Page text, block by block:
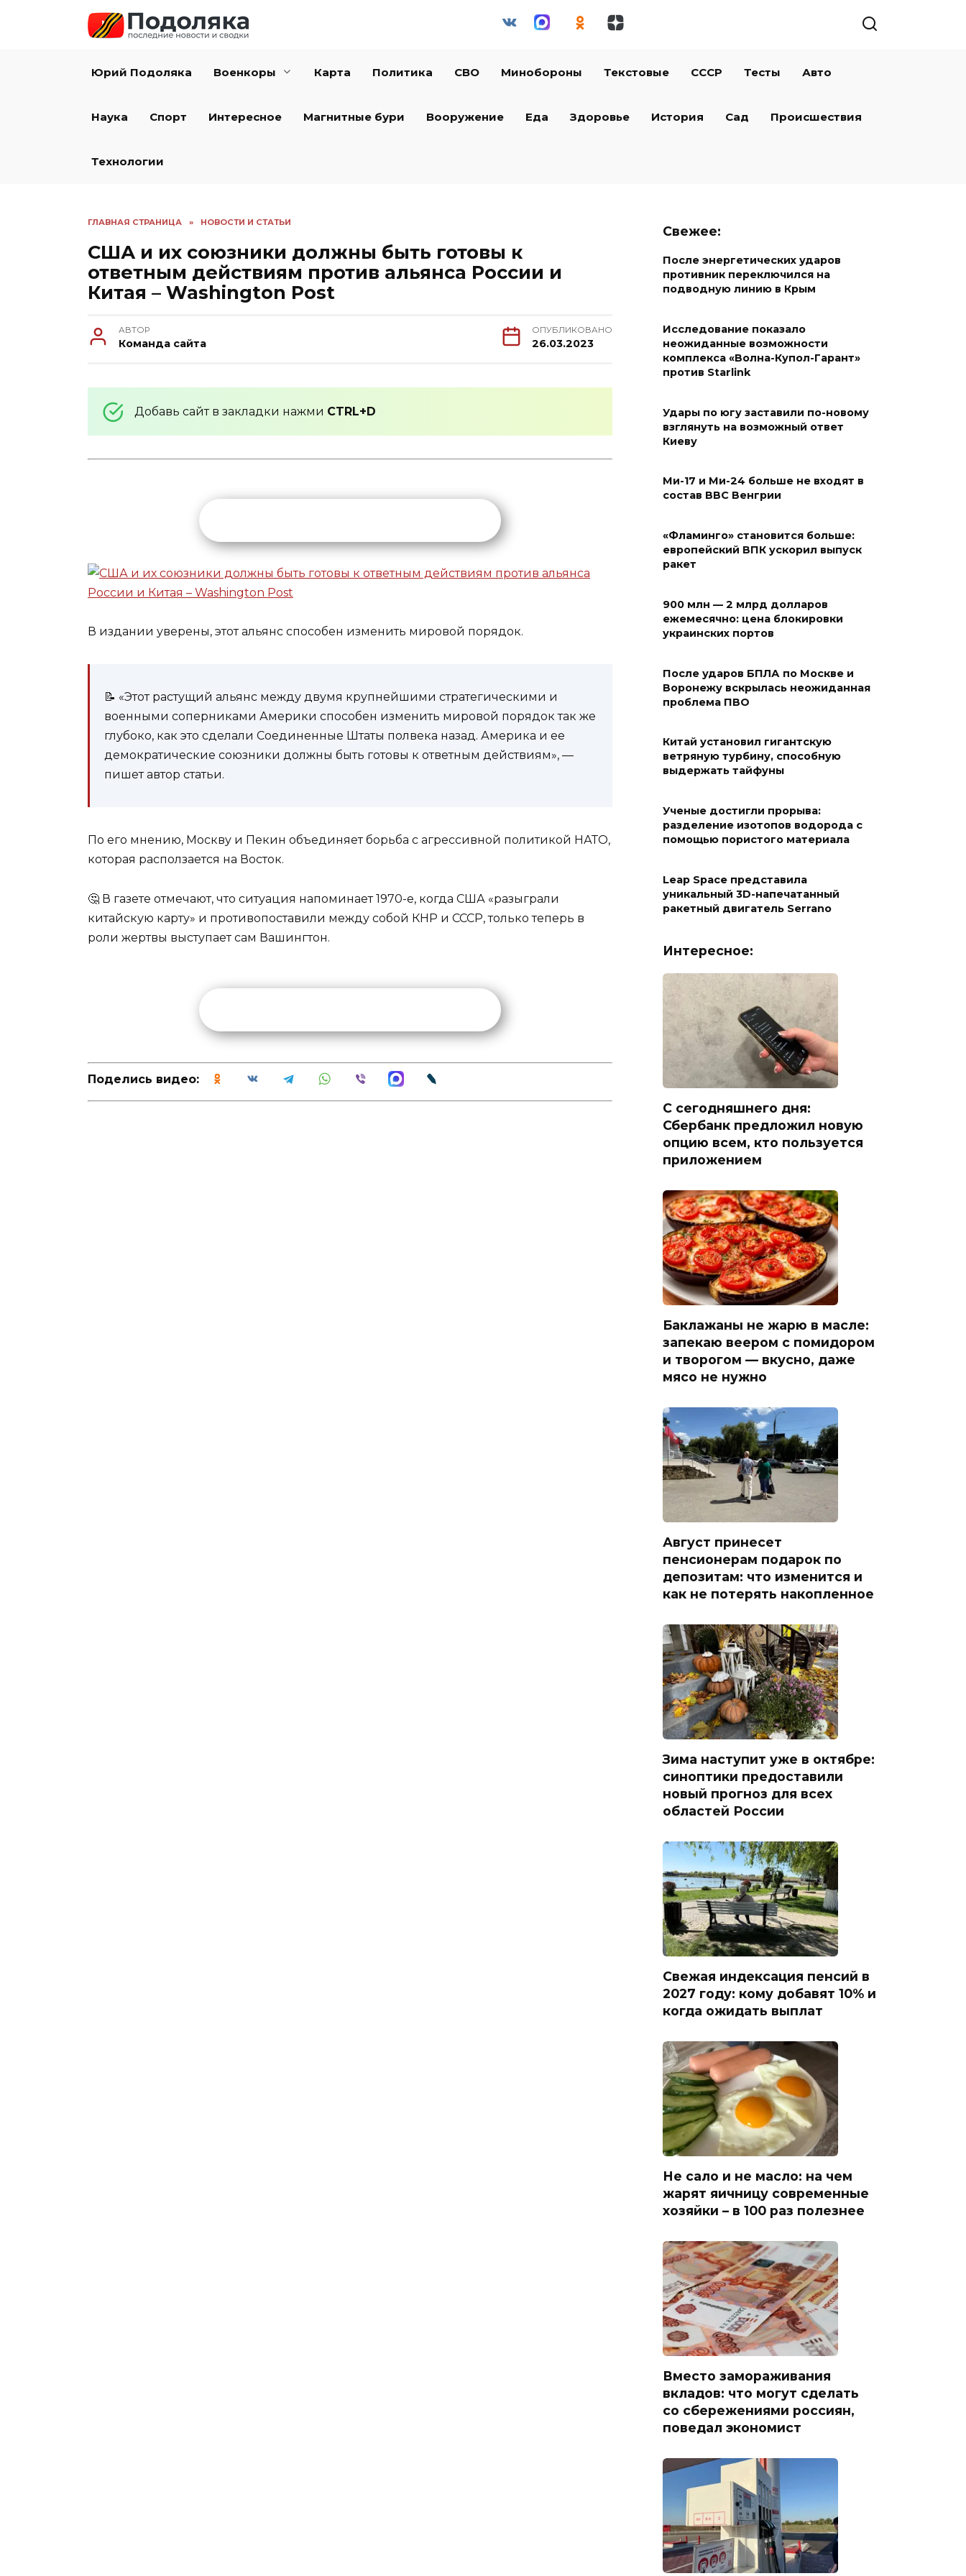
Юрий Подоляка Военкоры Карта Политика СВО Минобороны Текстовые СССР Тесты Авто
Наука Спорт Интересное Магнитные бури Вооружение Еда Здоровье История Сад Происшествия
Технологии
ГЛАВНАЯ СТРАНИЦА » НОВОСТИ И СТАТЬИ
США и их союзники должны быть готовы к
ответным действиям против альянса России и
Китая – Washington Post
АВТОР
Команда сайта
ОПУБЛИКОВАНО
26.03.2023
Добавь сайт в закладки нажми CTRL+D
В издании уверены, этот альянс способен изменить мировой порядок.
📝 «Этот растущий альянс между двумя крупнейшими стратегическими и
военными соперниками Америки способен изменить мировой порядок так же
глубоко, как это сделали Соединенные Штаты полвека назад. Америка и ее
демократические союзники должны быть готовы к ответным действиям», —
пишет автор статьи.
По его мнению, Москву и Пекин объединяет борьба с агрессивной политикой НАТО,
которая расползается на Восток.
🤔 В газете отмечают, что ситуация напоминает 1970-е, когда США «разыграли
китайскую карту» и противопоставили между собой КНР и СССР, только теперь в
роли жертвы выступает сам Вашингтон.
Поделись видео:
Свежее:
После энергетических ударов
противник переключился на
подводную линию в Крым
Исследование показало
неожиданные возможности
комплекса «Волна-Купол-Гарант»
против Starlink
Удары по югу заставили по-новому
взглянуть на возможный ответ
Киеву
Ми-17 и Ми-24 больше не входят в
состав ВВС Венгрии
«Фламинго» становится больше:
европейский ВПК ускорил выпуск
ракет
900 млн — 2 млрд долларов
ежемесячно: цена блокировки
украинских портов
После ударов БПЛА по Москве и
Воронежу вскрылась неожиданная
проблема ПВО
Китай установил гигантскую
ветряную турбину, способную
выдержать тайфуны
Ученые достигли прорыва:
разделение изотопов водорода с
помощью пористого материала
Leap Space представила
уникальный 3D-напечатанный
ракетный двигатель Serrano
Интересное:
С сегодняшнего дня:
Сбербанк предложил новую
опцию всем, кто пользуется
приложением
Баклажаны не жарю в масле:
запекаю веером с помидором
и творогом — вкусно, даже
мясо не нужно
Август принесет
пенсионерам подарок по
депозитам: что изменится и
как не потерять накопленное
Зима наступит уже в октябре:
синоптики предоставили
новый прогноз для всех
областей России
Свежая индексация пенсий в
2027 году: кому добавят 10% и
когда ожидать выплат
Не сало и не масло: на чем
жарят яичницу современные
хозяйки – в 100 раз полезнее
Вместо замораживания
вкладов: что могут сделать
со сбережениями россиян,
поведал экономист